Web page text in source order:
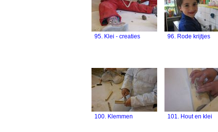
95. Klei - creaties 96. Rode krijtjes
100. Klemmen 101. Hout en klei